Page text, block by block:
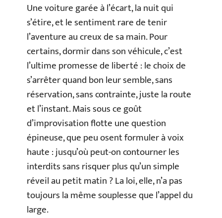
Une voiture garée à l’écart, la nuit qui
s’étire, et le sentiment rare de tenir
l’aventure au creux de sa main. Pour
certains, dormir dans son véhicule, c’est
l’ultime promesse de liberté : le choix de
s’arrêter quand bon leur semble, sans
réservation, sans contrainte, juste la route
et l’instant. Mais sous ce goût
d’improvisation flotte une question
épineuse, que peu osent formuler à voix
haute : jusqu’où peut-on contourner les
interdits sans risquer plus qu’un simple
réveil au petit matin ? La loi, elle, n’a pas
toujours la même souplesse que l’appel du
large.